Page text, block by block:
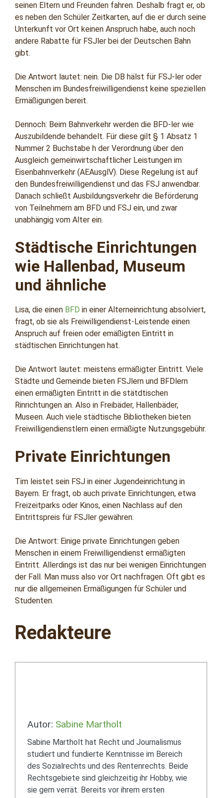
seinen Eltern und Freunden fahren. Deshalb fragt er, ob
es neben den Schüler Zeitkarten, auf die er durch seine
Unterkunft vor Ort keinen Anspruch habe, auch noch
andere Rabatte für FSJler bei der Deutschen Bahn
gibt.
Die Antwort lautet: nein. Die DB hälst für FSJ-ler oder
Menschen im Bundesfreiwilligendienst keine speziellen
Ermäßigungen bereit.
Dennoch: Beim Bahnverkehr werden die BFD-ler wie
Auszubildende behandelt. Für diese gilt § 1 Absatz 1
Nummer 2 Buchstabe h der Verordnung über den
Ausgleich gemeinwirtschaftlicher Leistungen im
Eisenbahnverkehr (AEAusglV). Diese Regelung ist auf
den Bundesfreiwilligendienst und das FSJ anwendbar.
Danach schließt Ausbildungsverkehr die Beförderung
von Teilnehmern am BFD und FSJ ein, und zwar
unabhängig vom Alter ein.
Städtische Einrichtungen
wie Hallenbad, Museum
und ähnliche
Lisa, die einen BFD in einer Alterneinrichtung absolviert,
fragt, ob sie als Freiwilligendienst-Leistende einen
Anspruch auf freien oder emäßigten Eintritt in
städtischen Einrichtungen hat.
Die Antwort lautet: meistens ermäßigter Eintritt. Viele
Städte und Gemeinde bieten FSJlern und BFDlern
einen ermäßigten Eintritt in die stätdtischen
Rinrichtungen an. Also in Freibäder, Hallenbäder,
Museen. Auch viele städtische Bibliotheken bieten
Freiwilligendienstlern einen ermäßigte Nutzungsgebühr.
Private Einrichtungen
Tim leistet sein FSJ in einer Jugendeinrichtung in
Bayern. Er fragt, ob auch private Einrichtungen, etwa
Freizeitparks oder Kinos, einen Nachlass auf den
Eintrittspreis für FSJler gewähren.
Die Antwort: Einige private Einrichtungen geben
Menschen in einem Freiwilligendienst ermäßigten
Eintritt. Allerdings ist das nur bei wenigen Einrichtungen
der Fall. Man muss also vor Ort nachfragen. Oft gibt es
nur die allgemeinen Ermäßigungen für Schüler und
Studenten.
Redakteure
Autor: Sabine Martholt
Sabine Martholt hat Recht und Journalismus
studiert und fundierte Kenntnisse im Bereich
des Sozialrechts und des Rentenrechts. Beide
Rechtsgebiete sind gleichzeitig ihr Hobby, wie
sie gern verrät. Bereits vor ihrem ersten